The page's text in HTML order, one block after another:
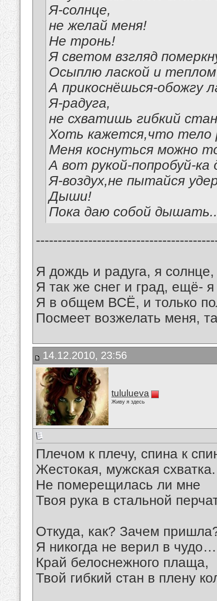
Я-солнце,
не желай меня!
Не тронь!
Я светом взгляд
Осыплю лаской и теплом
А прикоснёшься-обожгу
Я-радуга,
не схватишь гибкий
Хоть кажется,что тело
Меня коснуться можно
А вот рукой-попробуй-ка
Я-воздух,не пытайся
Дыши!
Пока даю собой
Я дождь и радуга, я солнце,
Я так же снег и град, ещё-
Я в общем ВСЁ, и только
Посмеет возжелать меня,
14.12.2010, 23:56
tululueva
Живу я здесь
Плечом к плечу, спина к
Жестокая, мужская схватка.
Не померещилась ли мне
Твоя рука в стальной
Откуда, как? Зачем
Я никогда не верил в чудо…
Край белоснежного плаща,
Твой гибкий стан в плену